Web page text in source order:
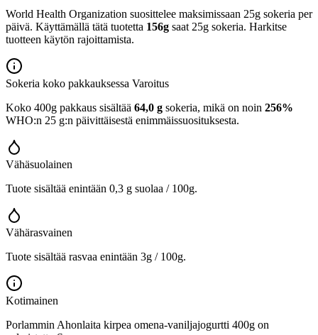
World Health Organization suosittelee maksimissaan 25g sokeria per
päivä. Käyttämällä tätä tuotetta 156g saat 25g sokeria. Harkitse
tuotteen käytön rajoittamista.
Sokeria koko pakkauksessa Varoitus
Koko 400g pakkaus sisältää 64,0 g sokeria, mikä on noin 256%
WHO:n 25 g:n päivittäisestä enimmäissuosituksesta.
Vähäsuolainen
Tuote sisältää enintään 0,3 g suolaa / 100g.
Vähärasvainen
Tuote sisältää rasvaa enintään 3g / 100g.
Kotimainen
Porlammin Ahonlaita kirpea omena-vaniljajogurtti 400g on